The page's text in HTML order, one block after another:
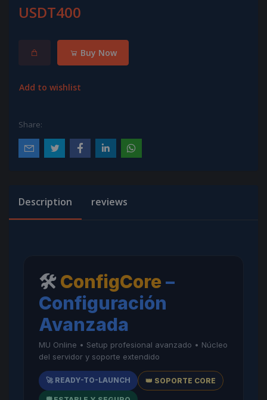
USDT400
Buy Now
Add to wishlist
Share:
Description reviews
🛠️ ConfigCore –
Configuración
Avanzada
MU Online • Setup profesional avanzado • Núcleo
del servidor y soporte extendido
🚀 READY-TO-LAUNCH 👑 SOPORTE CORE